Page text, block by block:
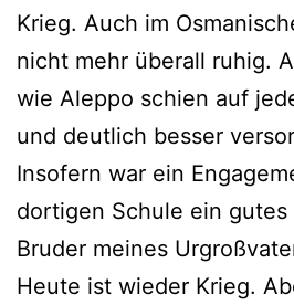
Krieg. Auch im
nicht mehr überall ruhig.
wie Aleppo schien auf
und deutlich besser
Insofern war ein
dortigen Schule ein
Bruder meines
Heute ist wieder Krieg.